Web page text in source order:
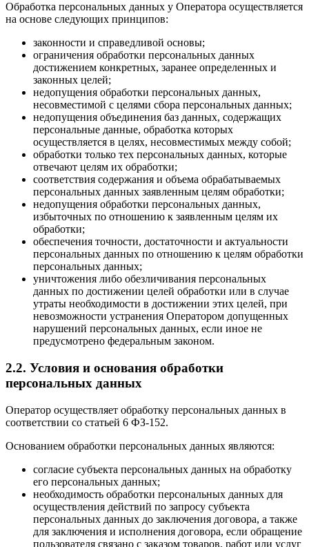
Обработка персональных данных у Оператора осуществляется
на основе следующих принципов:
законности и справедливой основы;
ограничения обработки персональных данных
достижением конкретных, заранее определенных и
законных целей;
недопущения обработки персональных данных,
несовместимой с целями сбора персональных данных;
недопущения объединения баз данных, содержащих
персональные данные, обработка которых
осуществляется в целях, несовместимых между собой;
обработки только тех персональных данных, которые
отвечают целям их обработки;
соответствия содержания и объема обрабатываемых
персональных данных заявленным целям обработки;
недопущения обработки персональных данных,
избыточных по отношению к заявленным целям их
обработки;
обеспечения точности, достаточности и актуальности
персональных данных по отношению к целям обработки
персональных данных;
уничтожения либо обезличивания персональных
данных по достижении целей обработки или в случае
утраты необходимости в достижении этих целей, при
невозможности устранения Оператором допущенных
нарушений персональных данных, если иное не
предусмотрено федеральным законом.
2.2. Условия и основания обработки
персональных данных
Оператор осуществляет обработку персональных данных в
соответствии со статьей 6 ФЗ-152.
Основанием обработки персональных данных являются:
согласие субъекта персональных данных на обработку
его персональных данных;
необходимость обработки персональных данных для
осуществления действий по запросу субъекта
персональных данных до заключения договора, а также
для заключения и исполнения договора, если обращение
пользователя связано с заказом товаров, работ или услуг